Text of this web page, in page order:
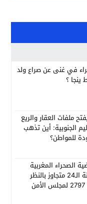
في غنى عن صراع ولد
ينجا ؟
ملفات العقار والريع
الجنوبية: أين تذهب
للمواطن؟
الصحراء المغربية
ضمن أجندة لجنة الـ24 متجاوز بالنظر